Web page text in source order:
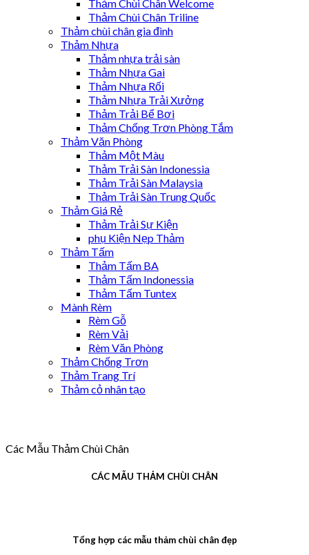
Thảm Chùi Chân Welcome
Thảm Chùi Chân Triline
Thảm chùi chân gia đình
Thảm Nhựa
Thảm nhựa trải sàn
Thảm Nhựa Gai
Thảm Nhựa Rối
Thảm Nhựa Trải Xưởng
Thảm Trải Bể Bơi
Thảm Chống Trơn Phòng Tắm
Thảm Văn Phòng
Thảm Một Màu
Thảm Trải Sàn Indonessia
Thảm Trải Sàn Malaysia
Thảm Trải Sàn Trung Quốc
Thảm Giá Rẻ
Thảm Trải Sự Kiện
phụ Kiện Nẹp Thảm
Thảm Tấm
Thảm Tấm BA
Thảm Tấm Indonessia
Thảm Tấm Tuntex
Mành Rèm
Rèm Gỗ
Rèm Vải
Rèm Văn Phòng
Thảm Chống Trơn
Thảm Trang Trí
Thảm cỏ nhân tạo
Các Mẫu Thảm Chùi Chân
CÁC MẪU THẢM CHÙI CHÂN
Tổng hợp các mẫu thảm chùi chân đẹp